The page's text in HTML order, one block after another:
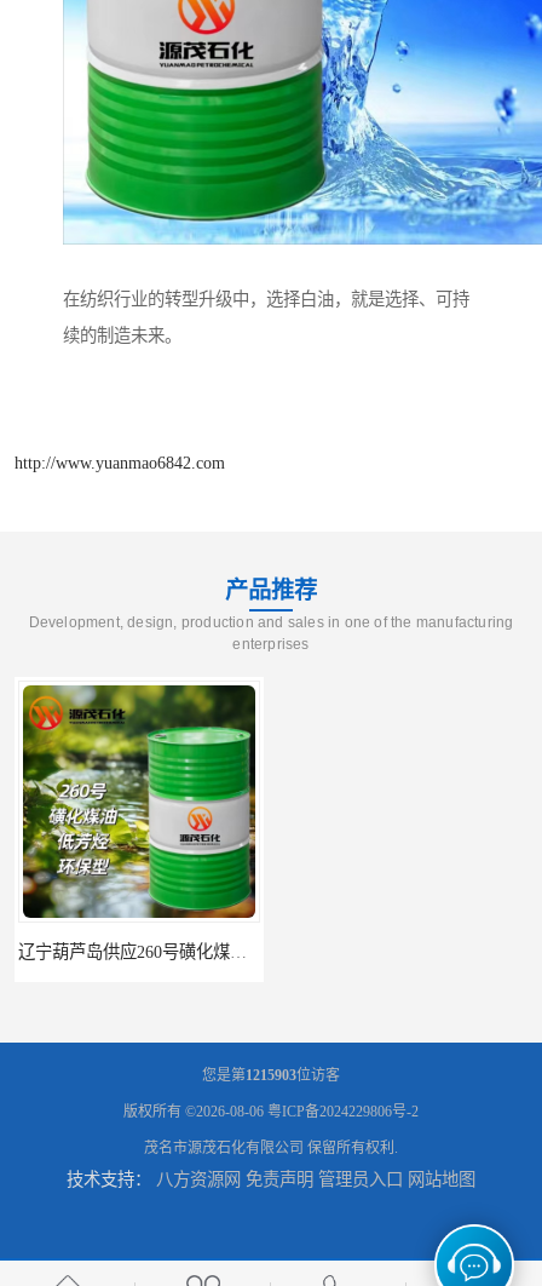
在纺织行业的转型升级中，选择白油，就是选择、可持
续的制造未来。
http://www.yuanmao6842.com
产品推荐
Development, design, production and sales in one of the manufacturing
enterprises
您是第1215903位访客
版权所有 ©2026-08-06 粤ICP备2024229806号-2
茂名市源茂石化有限公司 保留所有权利.
技术支持： 八方资源网 免责声明 管理员入口 网站地图